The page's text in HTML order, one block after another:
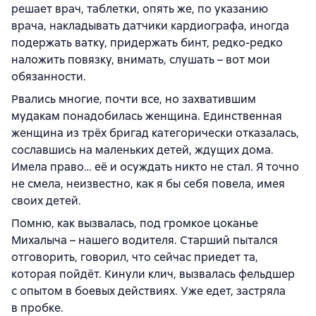
решает врач, таблетки, опять же, по указанию
врача, накладывать датчики кардиографа, иногда
подержать ватку, придержать бинт, редко-редко
наложить повязку, внимать, слушать – вот мои
обязанности.
Рвались многие, почти все, но захватившим
мудакам понадобилась женщина. Единственная
женщина из трёх бригад категорически отказалась,
сославшись на маленьких детей, ждущих дома.
Имела право… её и осуждать никто не стал. Я точно
не смела, неизвестно, как я бы себя повела, имея
своих детей.
Помню, как вызвалась, под громкое цоканье
Михалыча – нашего водителя. Старший пытался
отговорить, говорил, что сейчас приедет та,
которая пойдёт. Кинули клич, вызвалась фельдшер
с опытом в боевых действиях. Уже едет, застряла
в пробке.